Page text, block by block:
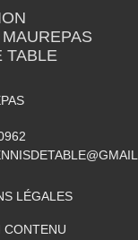
TABLE
LÉGALES
CONTENU